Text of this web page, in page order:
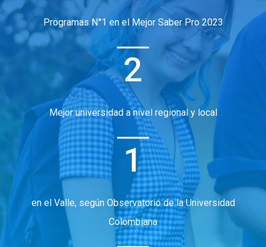
Programas N°1 en el Mejor Saber Pro 2023
2
Mejor universidad a nivel regional y local
1
en el Valle, según Observatorio de la Universidad
Colombiana